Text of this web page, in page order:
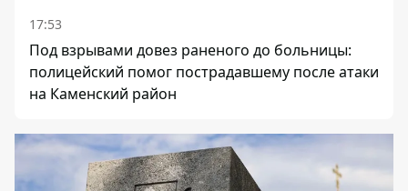
17:53
Под взрывами довез раненого до больницы:
полицейский помог пострадавшему после атаки
на Каменский район